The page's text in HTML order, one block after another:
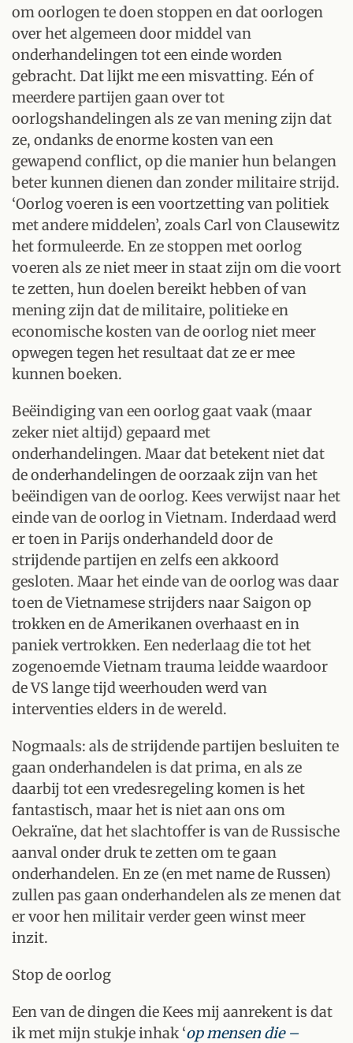
om oorlogen te doen stoppen en dat oorlogen
over het algemeen door middel van
onderhandelingen tot een einde worden
gebracht. Dat lijkt me een misvatting. Eén of
meerdere partijen gaan over tot
oorlogshandelingen als ze van mening zijn dat
ze, ondanks de enorme kosten van een
gewapend conflict, op die manier hun belangen
beter kunnen dienen dan zonder militaire strijd.
‘Oorlog voeren is een voortzetting van politiek
met andere middelen’, zoals Carl von Clausewitz
het formuleerde. En ze stoppen met oorlog
voeren als ze niet meer in staat zijn om die voort
te zetten, hun doelen bereikt hebben of van
mening zijn dat de militaire, politieke en
economische kosten van de oorlog niet meer
opwegen tegen het resultaat dat ze er mee
kunnen boeken.
Beëindiging van een oorlog gaat vaak (maar
zeker niet altijd) gepaard met
onderhandelingen. Maar dat betekent niet dat
de onderhandelingen de oorzaak zijn van het
beëindigen van de oorlog. Kees verwijst naar het
einde van de oorlog in Vietnam. Inderdaad werd
er toen in Parijs onderhandeld door de
strijdende partijen en zelfs een akkoord
gesloten. Maar het einde van de oorlog was daar
toen de Vietnamese strijders naar Saigon op
trokken en de Amerikanen overhaast en in
paniek vertrokken. Een nederlaag die tot het
zogenoemde Vietnam trauma leidde waardoor
de VS lange tijd weerhouden werd van
interventies elders in de wereld.
Nogmaals: als de strijdende partijen besluiten te
gaan onderhandelen is dat prima, en als ze
daarbij tot een vredesregeling komen is het
fantastisch, maar het is niet aan ons om
Oekraïne, dat het slachtoffer is van de Russische
aanval onder druk te zetten om te gaan
onderhandelen. En ze (en met name de Russen)
zullen pas gaan onderhandelen als ze menen dat
er voor hen militair verder geen winst meer
inzit.
Stop de oorlog
Een van de dingen die Kees mij aanrekent is dat
ik met mijn stukje inhak ‘op mensen die –